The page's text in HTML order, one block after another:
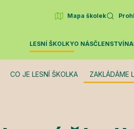
Mapa školek
LESNÍ ŠKOLKYO NÁSČLENSTVÍ
CO JE LESNÍ ŠKOLKA ZAKLÁDÁME